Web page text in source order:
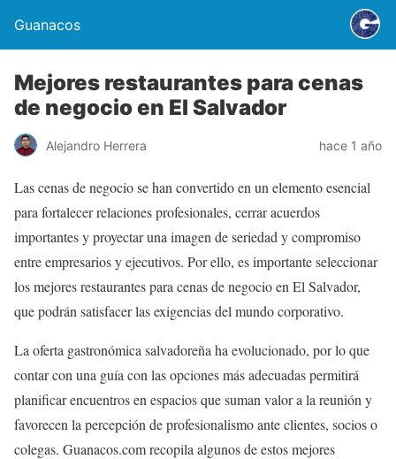
Guanacos
Mejores restaurantes para cenas
de negocio en El Salvador
Alejandro Herrera hace 1 año
Las cenas de negocio se han convertido en un elemento esencial
para fortalecer relaciones profesionales, cerrar acuerdos
importantes y proyectar una imagen de seriedad y compromiso
entre empresarios y ejecutivos. Por ello, es importante seleccionar
los mejores restaurantes para cenas de negocio en El Salvador,
que podrán satisfacer las exigencias del mundo corporativo.
La oferta gastronómica salvadoreña ha evolucionado, por lo que
contar con una guía con las opciones más adecuadas permitirá
planificar encuentros en espacios que suman valor a la reunión y
favorecen la percepción de profesionalismo ante clientes, socios o
colegas. Guanacos.com recopila algunos de estos mejores